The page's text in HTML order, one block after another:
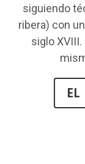
siguiendo
ribera) con
siglo
EL